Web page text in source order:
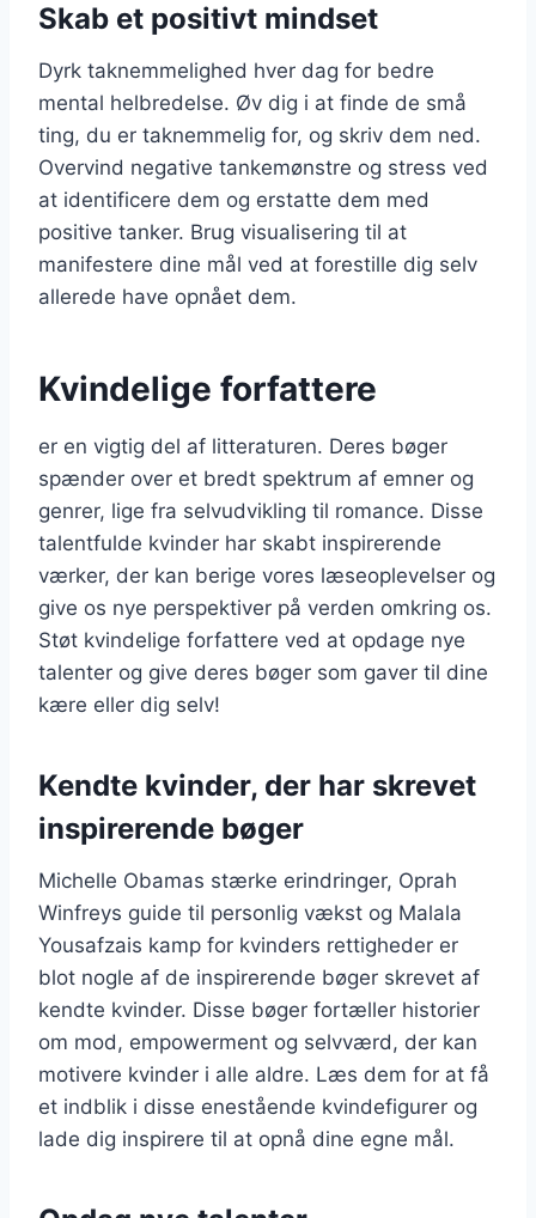
Skab et positivt mindset
Dyrk taknemmelighed hver dag for bedre
mental helbredelse. Øv dig i at finde de små
ting, du er taknemmelig for, og skriv dem ned.
Overvind negative tankemønstre og stress ved
at identificere dem og erstatte dem med
positive tanker. Brug visualisering til at
manifestere dine mål ved at forestille dig selv
allerede have opnået dem.
Kvindelige forfattere
er en vigtig del af litteraturen. Deres bøger
spænder over et bredt spektrum af emner og
genrer, lige fra selvudvikling til romance. Disse
talentfulde kvinder har skabt inspirerende
værker, der kan berige vores læseoplevelser og
give os nye perspektiver på verden omkring os.
Støt kvindelige forfattere ved at opdage nye
talenter og give deres bøger som gaver til dine
kære eller dig selv!
Kendte kvinder, der har skrevet
inspirerende bøger
Michelle Obamas stærke erindringer, Oprah
Winfreys guide til personlig vækst og Malala
Yousafzais kamp for kvinders rettigheder er
blot nogle af de inspirerende bøger skrevet af
kendte kvinder. Disse bøger fortæller historier
om mod, empowerment og selvværd, der kan
motivere kvinder i alle aldre. Læs dem for at få
et indblik i disse enestående kvindefigurer og
lade dig inspirere til at opnå dine egne mål.